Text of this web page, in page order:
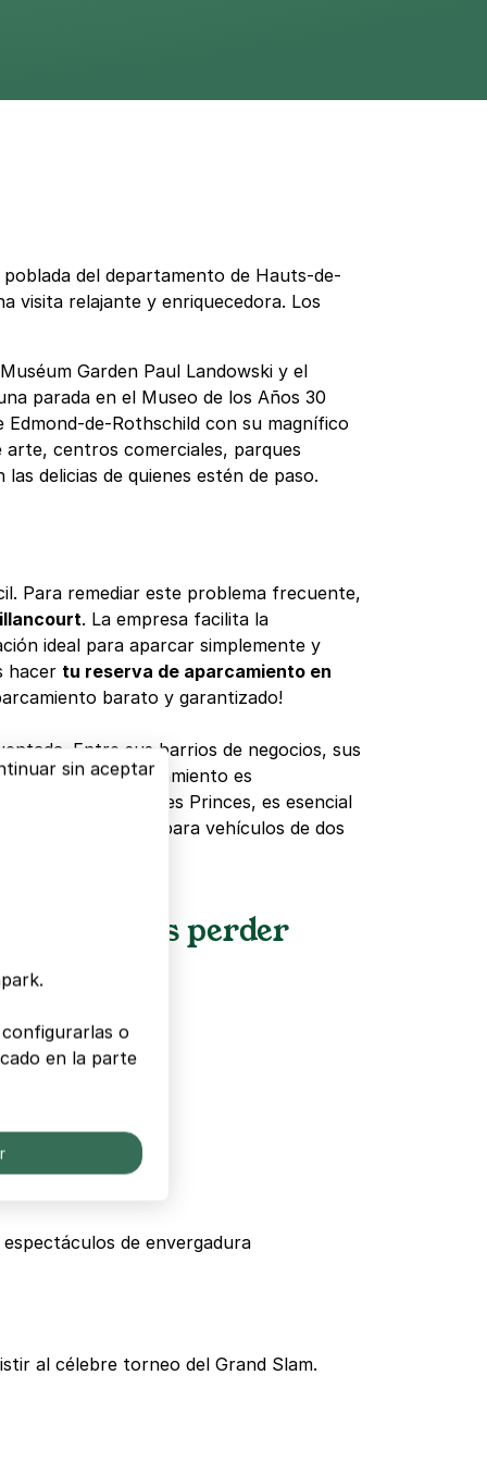
del departamento de Hauts-de-
visita relajante y enriquecedora. Los
Garden Paul Landowski y el
parada en el Museo de los Años 30
de-Rothschild con su magnífico
arte, centros comerciales, parques
delicias de quienes estén de paso.
Para remediar este problema frecuente,
. La empresa facilita la
ideal para aparcar simplemente y
hacer tu reserva de aparcamiento en
barato y garantizado!
Entre sus barrios de negocios, sus
de aparcamiento es
acceder al Parc des Princes, es esencial
las opciones para vehículos de dos
te puedes perder
Belmondo.
de envergadura
al célebre torneo del Grand Slam.
sin aceptar
o
en la parte